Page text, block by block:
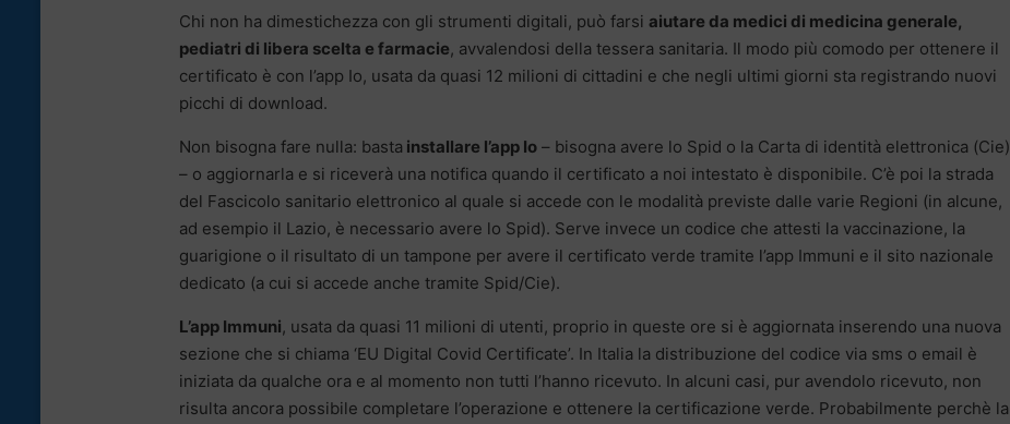
Chi non ha dimestichezza con gli strumenti digitali, può farsi aiutare da medici di medicina generale,
pediatri di libera scelta e farmacie, avvalendosi della tessera sanitaria. Il modo più comodo per ottenere il
certificato è con l’app Io, usata da quasi 12 milioni di cittadini e che negli ultimi giorni sta registrando nuovi
picchi di download.
Non bisogna fare nulla: basta installare l’app Io – bisogna avere lo Spid o la Carta di identità elettronica (Cie)
– o aggiornarla e si riceverà una notifica quando il certificato a noi intestato è disponibile. C’è poi la strada
del Fascicolo sanitario elettronico al quale si accede con le modalità previste dalle varie Regioni (in alcune,
ad esempio il Lazio, è necessario avere lo Spid). Serve invece un codice che attesti la vaccinazione, la
guarigione o il risultato di un tampone per avere il certificato verde tramite l’app Immuni e il sito nazionale
dedicato (a cui si accede anche tramite Spid/Cie).
L’app Immuni, usata da quasi 11 milioni di utenti, proprio in queste ore si è aggiornata inserendo una nuova
sezione che si chiama ‘EU Digital Covid Certificate’. In Italia la distribuzione del codice via sms o email è
iniziata da qualche ora e al momento non tutti l’hanno ricevuto. In alcuni casi, pur avendolo ricevuto, non
risulta ancora possibile completare l’operazione e ottenere la certificazione verde. Probabilmente perchè la